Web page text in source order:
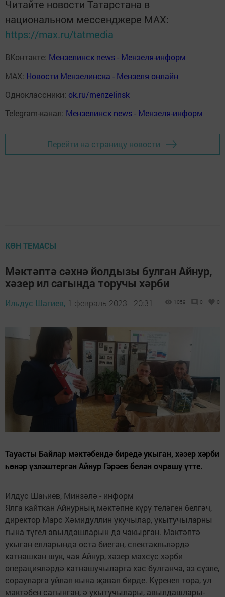
Читайте новости Татарстана в
национальном мессенджере MАХ:
https://max.ru/tatmedia
ВКонтакте: Мензелинск news - Мензеля-информ
MAX: Новости Мензелинска - Мензеля онлайн
Одноклассники: ok.ru/menzelinsk
Telegram-канал: Мензелинск news - Мензеля-информ
Перейти на страницу новости
КӨН ТЕМАСЫ
Мәктәптә сәхнә йолдызы булган Айнур,
хәзер ил сагында торучы хәрби
Ильдус Шагиев, 1 февраль 2023 - 20:31 1059 0 0
Тауасты Байлар мәктәбендә биредә укыган, хәзер хәрби
һөнәр үзләштергән Айнур Гәрәев белән очрашу үтте.
Илдус Шаһиев, Минзәлә - информ
Ялга кайткан Айнурның мәктәпне күрү теләген белгәч,
директор Марс Хәмидуллин укучылар, укытучыларны
гына түгел авылдашларын да чакырган. Мәктәптә
укыган елларында оста биегән, спектакльләрдә
катнашкан шук, чая Айнур, хәзер махсус хәрби
операцияләрдә катнашучыларга хас булганча, аз сүзле,
сорауларга уйлап кына җавап бирде. Күренеп тора, ул
мәктәбен сагынган, ә укытучылары, авылдашлары-